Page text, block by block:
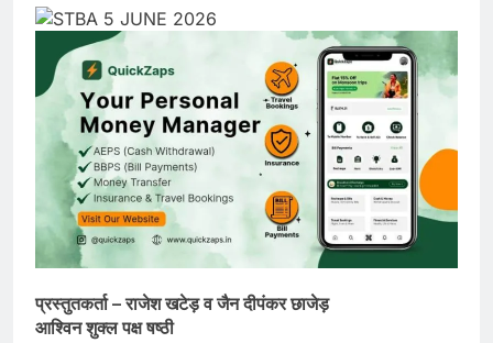
प्रस्तुतकर्ता – राजेश खटेड़ व जैन दीपंकर छाजेड़
आश्विन शुक्ल पक्ष षष्ठी